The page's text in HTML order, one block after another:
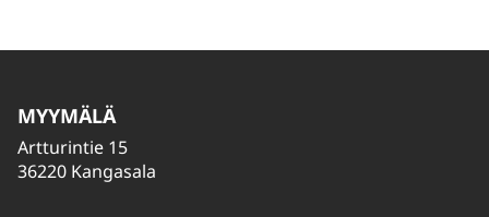
MYYMÄLÄ
Artturintie 15
36220 Kangasala